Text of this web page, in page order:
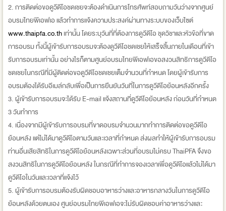
2. การติดต่อขอดูวีดีโอชดเชยจะต้องดำเนินการโทรศัพท์สอบถามวันว่างจากศูนย์
อบรมไทยพีเอฟเอ แล้วทำการแจ้งความประสงค์ผ่านทางระบบของเว็บไซต์
www.thaipfa.co.thเท่านั้น โดยระบุวันที่ที่ต้องการดูวีดีโอ ชุดวิชาและหัวข้อที่ขาด
การอบรม ทั้งนี้ผู้เข้ารับการอบรมจะต้องดูวีดีโอชดเชยให้เสร็จสิ้นภายในเดือนที่เข้า
รับการอบรมเท่านั้น อย่างไรก็ตามศูนย์อบรมไทยพีเอฟเอขอสงวนสิทธิการดูวีดีโอ
ชดเชยในกรณีที่มีผู้ติดต่อขอดูวีดีโอชดเชยเต็มจำนวนที่กำหนด โดยผู้เข้ารับการ
อบรมต้องได้รับอีเมล์กลับเพื่อเป็นการยืนยันวันที่ในการดูวีดีโอย้อนหลังอีกครั้ง
3. ผู้เข้ารับการอบรมจะได้รับ E-mail แจ้งสถานที่ดูวีดีโอย้อนหลัง ก่อนวันที่กำหนด
3 วันทำการ
4. เนื่องจากมีผู้เข้ารับการอบรมที่ขาดอบรมจำนวนมากทำการติดต่อขอดูวีดีโอ
ย้อนหลัง แต่ไม่ได้มาดูวีดีโอตามวันและเวลาที่กำหนด ส่งผลทำให้ผู้เข้ารับการอบรม
ท่านอื่นเสียสิทธิในการดูวีดีโอย้อนหลังเฉพาะส่วนที่อบรมไม่ครบ ThaiPFA จึงขอ
สงวนสิทธิในการดูวีดีโอย้อนหลัง ในกรณีที่ทำการจองเวลาเพื่อดูวีดีโอแล้วไม่ได้มา
ดูวีดีโอในวันและเวลาที่แจ้งไว้
5. ผู้เข้ารับการอบรมต้องรับผิดชอบอาหารว่างและอาหารกลางวันในการดูวีดีโอ
ย้อนหลังด้วยตนเอง ศูนย์อบรมไทยพีเอฟเอจะไม่รับผิดชอบค่าอาหารว่างและ